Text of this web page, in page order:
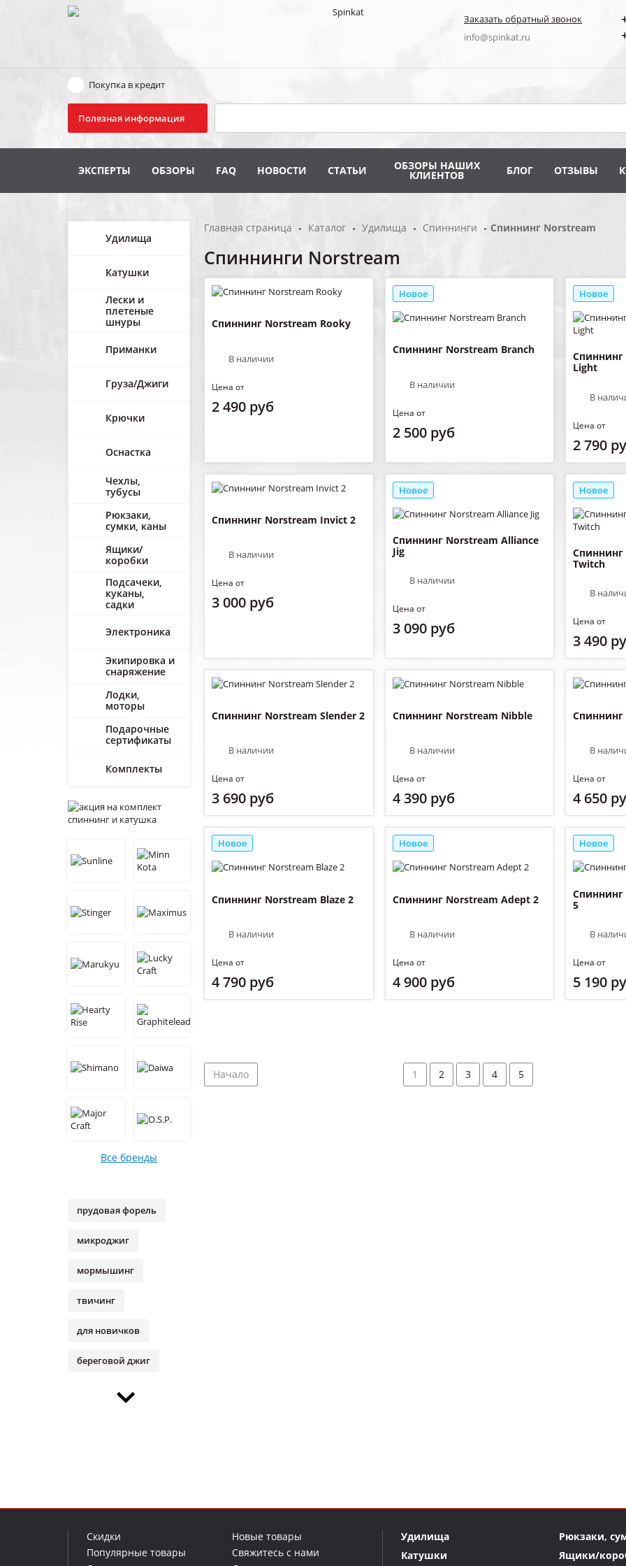
Заказать обратный звонок
info@spinkat.ru
Покупка в кредит
Полезная информация
ЭКСПЕРТЫ ОБЗОРЫ FAQ НОВОСТИ СТАТЬИ ОБЗОРЫ НАШИХ
КЛИЕНТОВ БЛОГ ОТЗЫВЫ
Главная страница Каталог Удилища Спиннинги Спиннинг Norstream
Спиннинги Norstream
Спиннинг Norstream Rooky
В наличии
Цена от
2 490 руб
Новое
Спиннинг Norstream Branch
В наличии
Цена от
2 500 руб
Новое
Спиннинг
Light
В
Цена от
2 790
Спиннинг Norstream Invict 2
В наличии
Цена от
3 000 руб
Новое
Спиннинг Norstream Alliance
Jig
В наличии
Цена от
3 090 руб
Новое
Спиннинг
Twitch
В
Цена от
3 490
Спиннинг Norstream Slender 2
В наличии
Цена от
3 690 руб
Спиннинг Norstream Nibble
В наличии
Цена от
4 390 руб
Спиннинг
В
Цена от
4 650
Новое
Спиннинг Norstream Blaze 2
В наличии
Цена от
4 790 руб
Новое
Спиннинг Norstream Adept 2
В наличии
Цена от
4 900 руб
Новое
Спиннинг
5
В
Цена от
5 190
Начало 1 2 3 4 5
Удилища
Катушки
Лески и
плетеные
шнуры
Приманки
Груза/Джиги
Крючки
Оснастка
Чехлы,
тубусы
Рюкзаки,
сумки, каны
Ящики/
коробки
Подсачеки,
куканы,
садки
Электроника
Экипировка и
снаряжение
Лодки,
моторы
Подарочные
сертификаты
Комплекты
Все бренды
прудовая форель
микроджиг
мормышинг
твичинг
для новичков
береговой джиг
Скидки
Популярные товары
Новые товары
Свяжитесь с нами
Удилища
Катушки
Рюкзаки,
Ящики/